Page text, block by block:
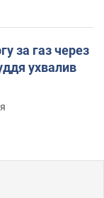
за газ через
ухвалив